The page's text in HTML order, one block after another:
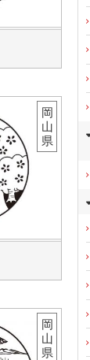
岡
山
県
岡
山
県